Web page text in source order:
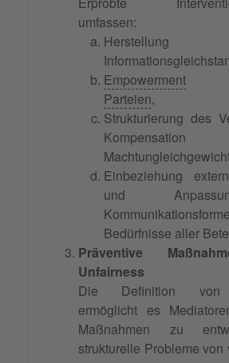
umfassen:
Empowerment
Parteien,
Strukturierung des
Einbeziehung
und
Bedürfnisse aller
Präventive
Unfairness
Die Definition von
ermöglicht es
Maßnahmen zu
strukturelle Probleme von